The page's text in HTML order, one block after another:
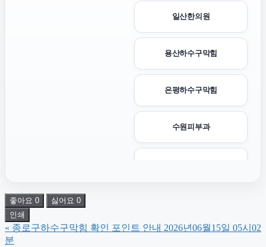
일산한의원
용산하수구막힘
은평하수구막힘
수원피부과
좋아요 0 싫어요 0
인쇄
« 종로구하수구막힘 확인 포인트 안내 2026년06월15일 05시02
분